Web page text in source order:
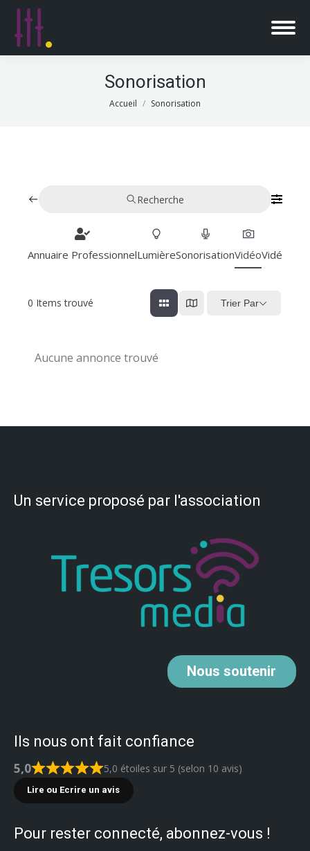
Sonorisation
Vous êtes ici :
Accueil Sonorisation
Recherche
Annuaire ProfessionnelLumièreSonorisationVidéo
0 Items trouvé Trier Par
Aucune annonce trouvé
Un service proposé par l'association
Noussoutenir
Ils nous ont fait confiance
5,0 5,0 étoiles sur 5 (selon 10 avis)
Lire ou Ecrire un avis
Pour rester connecté, abonnez-vous !